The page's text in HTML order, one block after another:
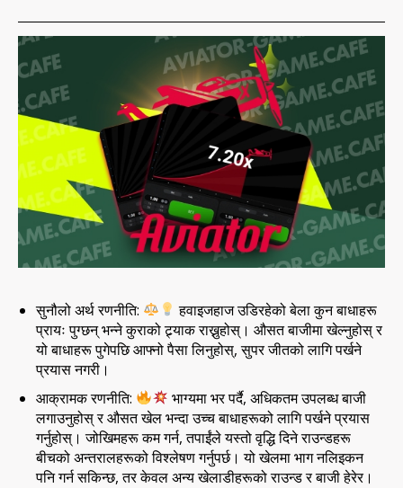
सुनौलो अर्थ रणनीति:
हवाइजहाज उडिरहेको बेला कुन बाधाहरू
प्रायः पुग्छन् भन्ने कुराको ट्र्याक राख्नुहोस्। औसत बाजीमा खेल्नुहोस् र
यो बाधाहरू पुगेपछि आफ्नो पैसा लिनुहोस्, सुपर जीतको लागि पर्खने
प्रयास नगरी।
आक्रामक रणनीति:
भाग्यमा भर पर्दै, अधिकतम उपलब्ध बाजी
लगाउनुहोस् र औसत खेल भन्दा उच्च बाधाहरूको लागि पर्खने प्रयास
गर्नुहोस्। जोखिमहरू कम गर्न, तपाईंले यस्तो वृद्धि दिने राउन्डहरू
बीचको अन्तरालहरूको विश्लेषण गर्नुपर्छ। यो खेलमा भाग नलिइकन
पनि गर्न सकिन्छ, तर केवल अन्य खेलाडीहरूको राउन्ड र बाजी हेरेर।